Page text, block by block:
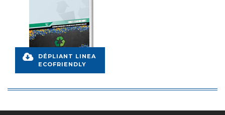
DÉPLIANT LINEA
ECOFRIENDLY